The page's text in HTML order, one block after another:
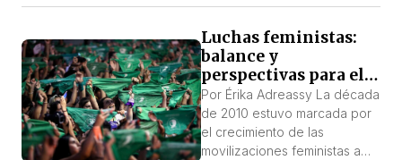
discursos y entrevistas, han
tenido una influencia que
trasciende su época, no solo
en el movimiento de
liberación negra en Estados
Unidos, sino […]
Luchas feministas:
balance y
perspectivas para el
movimiento de
mujeres trabajadoras
Por Érika Adreassy La década
de 2010 estuvo marcada por
el crecimiento de las
movilizaciones feministas a